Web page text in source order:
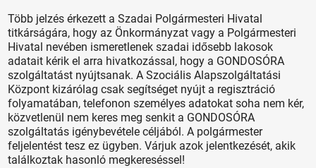
Több jelzés érkezett a Szadai Polgármesteri Hivatal
titkárságára, hogy az Önkormányzat vagy a Polgármesteri
Hivatal nevében ismeretlenek szadai idősebb lakosok
adatait kérik el arra hivatkozással, hogy a GONDOSÓRA
szolgáltatást nyújtsanak. A Szociális Alapszolgáltatási
Központ kizárólag csak segítséget nyújt a regisztráció
folyamatában, telefonon személyes adatokat soha nem kér,
közvetlenül nem keres meg senkit a GONDOSÓRA
szolgáltatás igénybevétele céljából. A polgármester
feljelentést tesz ez ügyben. Várjuk azok jelentkezését, akik
találkoztak hasonló megkereséssel!